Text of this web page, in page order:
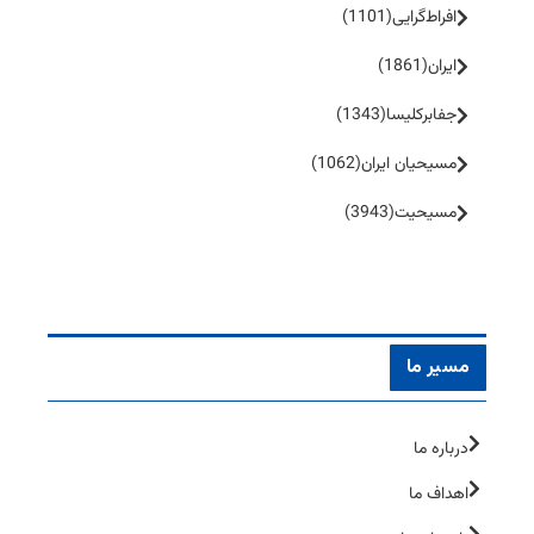
افراط‌گرایی(1101)
ایران(1861)
جفا‌بر‌کلیسا(1343)
مسیحیان ایران(1062)
مسیحیت(3943)
مسیر ما
درباره ما
اهداف ما